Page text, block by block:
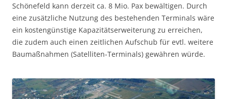
Schönefeld kann derzeit ca. 8 Mio. Pax bewältigen. Durch
eine zusätzliche Nutzung des bestehenden Terminals wäre
ein kostengünstige Kapazitätserweiterung zu erreichen,
die zudem auch einen zeitlichen Aufschub für evtl. weitere
Baumaßnahmen (Satelliten-Terminals) gewähren würde.